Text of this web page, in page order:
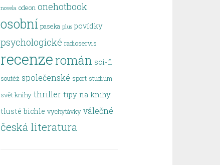
novela odeon onehotbook
osobní paseka plus povídky
psychologické radioservis
recenzeromán sci-fi
soutěž společenské sport studium
svět knihy thriller tipy na knihy
tlusté bichle vychytávky válečné
česká literatura